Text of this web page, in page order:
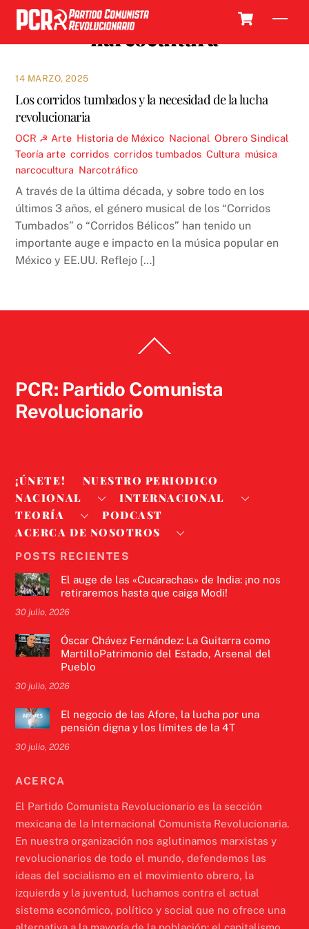
Skip
content
narcocultura
14 MARZO, 2025
Los corridos tumbados y la necesidad de la lucha
revolucionaria
OCR ☭ Arte Historia de México Nacional ,Obrero Sindical
Teoría arte ,corridos ,corridos tumbados ,Cultura música
narcocultura Narcotráfico
A través de la última década, y sobre todo en los
últimos 3 años, el género musical de los “Corridos
Tumbados” o “Corridos Bélicos” han tenido un
importante auge e impacto en la música popular en
México y EE.UU. Reflejo […]
To
PCR: Partido Comunista
Revolucionario
¡ÚNETE!
NUESTRO PERIODICO
NACIONAL
INTERNACIONAL
TEORÍA
PODCAST
ACERCA DE NOSOTROS
POSTS RECIENTES
El auge de las «Cucarachas» de India: ¡no nos
retiraremos hasta que caiga Modi!
30 julio, 2026
Óscar Chávez Fernández: La Guitarra como
MartilloPatrimonio del Estado, Arsenal del
Pueblo
30 julio, 2026
El negocio de las Afore, la lucha por una
pensión digna y los límites de la 4T
30 julio, 2026
ACERCA
El Partido Comunista Revolucionario es la sección
mexicana de la Internacional Comunista Revolucionaria.
En nuestra organización nos aglutinamos marxistas y
revolucionarios de todo el mundo, defendemos las
ideas del socialismo en el movimiento obrero, la
izquierda y la juventud, luchamos contra el actual
sistema económico, político y social que no ofrece una